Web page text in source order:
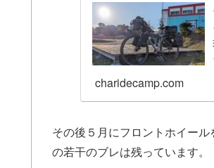
charidecamp.com
その後５月にフロントホイー
の若干のブレは残っています。